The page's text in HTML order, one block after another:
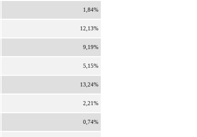
1,84%
12,13%
9,19%
5,15%
13,24%
2,21%
0,74%